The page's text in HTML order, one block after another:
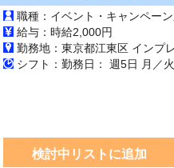
職種：イベント・キャンペー
給与：時給2,000円
検討中リストに追加